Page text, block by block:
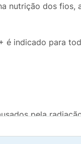
nutrição dos
é indicado para
pela
maciez,